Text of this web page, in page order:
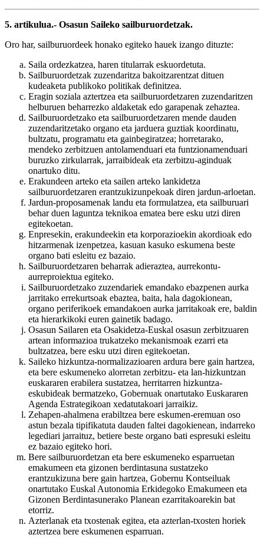
5. artikulua.- Osasun Saileko sailburuordetzak.
Oro har, sailburuordeek honako egiteko hauek izango dituzte:
Saila ordezkatzea, haren titularrak eskuordetuta.
Sailburuordetzak zuzendaritza bakoitzarentzat dituen
kudeaketa publikoko politikak definitzea.
Eragin soziala aztertzea eta sailburuordetzaren zuzendaritzen
helburuen beharrezko aldaketak edo garapenak zehaztea.
Sailburuordetzako eta sailburuordetzaren mende dauden
zuzendaritzetako organo eta jarduera guztiak koordinatu,
bultzatu, programatu eta gainbegiratzea; horretarako,
mendeko zerbitzuen antolamenduari eta funtzionamenduari
buruzko zirkularrak, jarraibideak eta zerbitzu-aginduak
onartuko ditu.
Erakundeen arteko eta sailen arteko lankidetza
sailburuordetzaren erantzukizunpekoak diren jardun-arloetan.
Jardun-proposamenak landu eta formulatzea, eta sailburuari
behar duen laguntza teknikoa ematea bere esku utzi diren
egitekoetan.
Enpresekin, erakundeekin eta korporazioekin akordioak edo
hitzarmenak izenpetzea, kasuan kasuko eskumena beste
organo bati esleitu ez bazaio.
Sailburuordetzaren beharrak adieraztea, aurrekontu-
aurreproiektua egiteko.
Sailburuordetzako zuzendariek emandako ebazpenen aurka
jarritako errekurtsoak ebaztea, baita, hala dagokionean,
organo periferikoek emandakoen aurka jarritakoak ere, baldin
eta hierarkikoki euren gainetik badago.
Osasun Sailaren eta Osakidetza-Euskal osasun zerbitzuaren
artean informazioa trukatzeko mekanismoak ezarri eta
bultzatzea, bere esku utzi diren egitekoetan.
Saileko hizkuntza-normalizazioaren ardura bere gain hartzea,
eta bere eskumeneko alorretan zerbitzu- eta lan-hizkuntzan
euskararen erabilera sustatzea, herritarren hizkuntza-
eskubideak bermatzeko, Gobernuak onartutako Euskararen
Agenda Estrategikoan xedatutakoari jarraikiz.
Zehapen-ahalmena erabiltzea bere eskumen-eremuan oso
astun bezala tipifikatuta dauden faltei dagokienean, indarreko
legediari jarraituz, betiere beste organo bati espresuki esleitu
ez bazaio egiteko hori.
Bere sailburuordetzan eta bere eskumeneko esparruetan
emakumeen eta gizonen berdintasuna sustatzeko
erantzukizuna bere gain hartzea, Gobernu Kontseiluak
onartutako Euskal Autonomia Erkidegoko Emakumeen eta
Gizonen Berdintasunerako Planean ezarritakoarekin bat
etorriz.
Azterlanak eta txostenak egitea, eta azterlan-txosten horiek
aztertzea bere eskumenen esparruan.